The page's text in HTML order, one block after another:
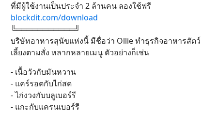
ที่มีผู้ใช้งานเป็นประจำ 2 ล้านคน ลองใช้ฟรี
blockdit.com/download
╚═══════════╝
บริษัทอาหารสุนัขแห่งนี้ มีชื่อว่า Ollie ทำธุรกิจอาหารสัตว์
เลี้ยงตามสั่ง หลากหลายเมนู ตัวอย่างก็เช่น
- เนื้อวัวกับมันหวาน
- แคร์รอตกับไก่สด
- ไก่งวงกับบลูเบอร์รี
- แกะกับแครนเบอร์รี